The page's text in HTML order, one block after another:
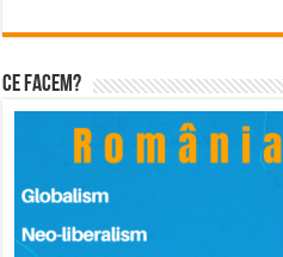
Ce facem?